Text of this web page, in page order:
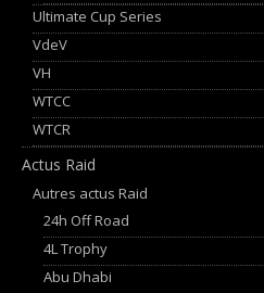
Ultimate Cup Series
VdeV
VH
WTCC
WTCR
Actus Raid
Autres actus Raid
24h Off Road
4L Trophy
Abu Dhabi